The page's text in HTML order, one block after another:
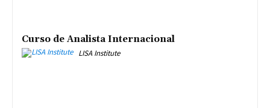
Curso de Analista Internacional
LISA Institute